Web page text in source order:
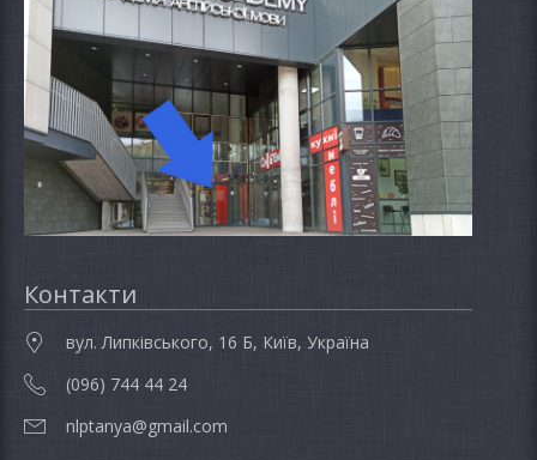
Контакти
вул. Липківського, 16 Б, Київ, Україна
(096) 744 44 24
nlptanya@gmail.com